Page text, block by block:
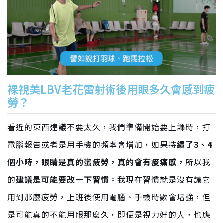
裸視美LBV老花雷射術後用眼多久會感到疲
勞？
看近的東西建議不要太久，我們準備開始要上課時，打
電腦報告或者是用手機的頻率會增加，如果持續了3、4
個小時，眼睛是真的蠻疲勞，真的會有痠痛感， 所以我
的建議是可能要改一下習慣 。我現在習慣就是沒有讓它
用到那麼疲勞，上班後使用電腦、手機時數會增強，但
是可能真的不能用眼那麼久，即便是視力好的人，也應